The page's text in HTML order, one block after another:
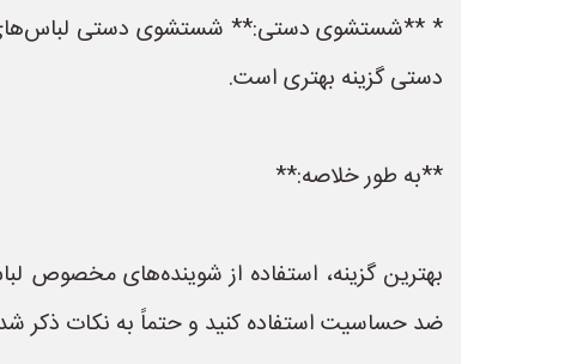
* **شستشوی دستی:** شستشوی دستی لباس‌های
دستی گزینه بهتری است.
**به طور خلاصه:**
ضد حساسیت استفاده کنید و حتماً به نکات ذکر